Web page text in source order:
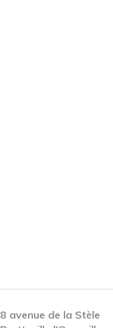
8 avenue de la Stèle